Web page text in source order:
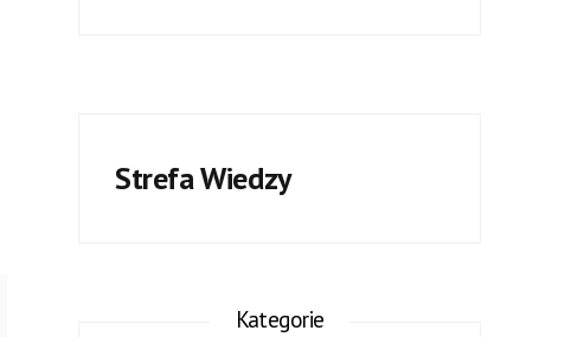
Strefa Wiedzy
Kategorie